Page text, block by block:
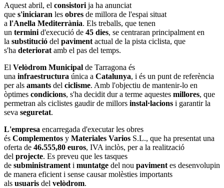
Aquest abril, el consistori ja ha anunciat
que s'iniciaran les obres de millora de l'espai situat
a l'Anella Mediterrània. Els treballs, que tenen
un termini d'execució de 45 dies, se centraran principalment en
la substitució del paviment actual de la pista ciclista, que
s'ha deteriorat amb el pas del temps.
El Velòdrom Municipal de Tarragona és
una infraestructura única a Catalunya, i és un punt de referència
per als amants del ciclisme. Amb l'objectiu de mantenir-lo en
òptimes condicions, s'ha decidit dur a terme aquestes millores, que
permetran als ciclistes gaudir de millors instal·lacions i garantir la
seva seguretat.
L'empresa encarregada d'executar les obres
és Complementos y Materiales Varios S.L., que ha presentat una
oferta de 46.555,80 euros, IVA inclòs, per a la realització
del projecte. Es preveu que les tasques
de subministrament i muntatge del nou paviment es desenvolupin
de manera eficient i sense causar molèsties importants
als usuaris del velòdrom.